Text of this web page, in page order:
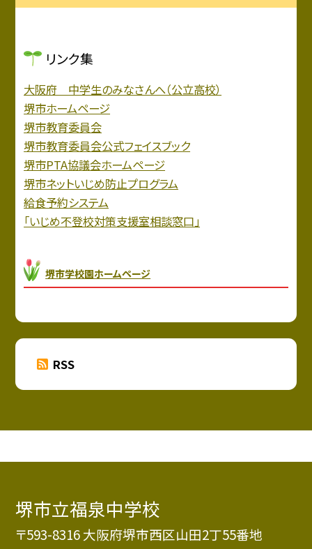
リンク集
大阪府 中学生のみなさんへ（公立高校）
堺市ホームページ
堺市教育委員会
堺市教育委員会公式フェイスブック
堺市PTA協議会ホームページ
堺市ネットいじめ防止プログラム
給食予約システム
「いじめ不登校対策支援室相談窓口」
堺市学校園ホームページ
RSS
堺市立福泉中学校
〒593-8316 大阪府堺市西区山田2丁55番地